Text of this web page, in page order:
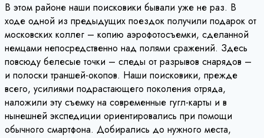
В этом районе наши поисковики бывали уже не раз. В
ходе одной из предыдущих поездок получили подарок от
московских коллег – копию аэрофотосъемки, сделанной
немцами непосредственно над полями сражений. Здесь
повсюду белесые точки – следы от разрывов снарядов –
и полоски траншей-окопов. Наши поисковики, прежде
всего, усилиями подрастающего поколения отряда,
наложили эту съемку на современные гугл-карты и в
нынешней экспедиции ориентировались при помощи
обычного смартфона. Добирались до нужного места,